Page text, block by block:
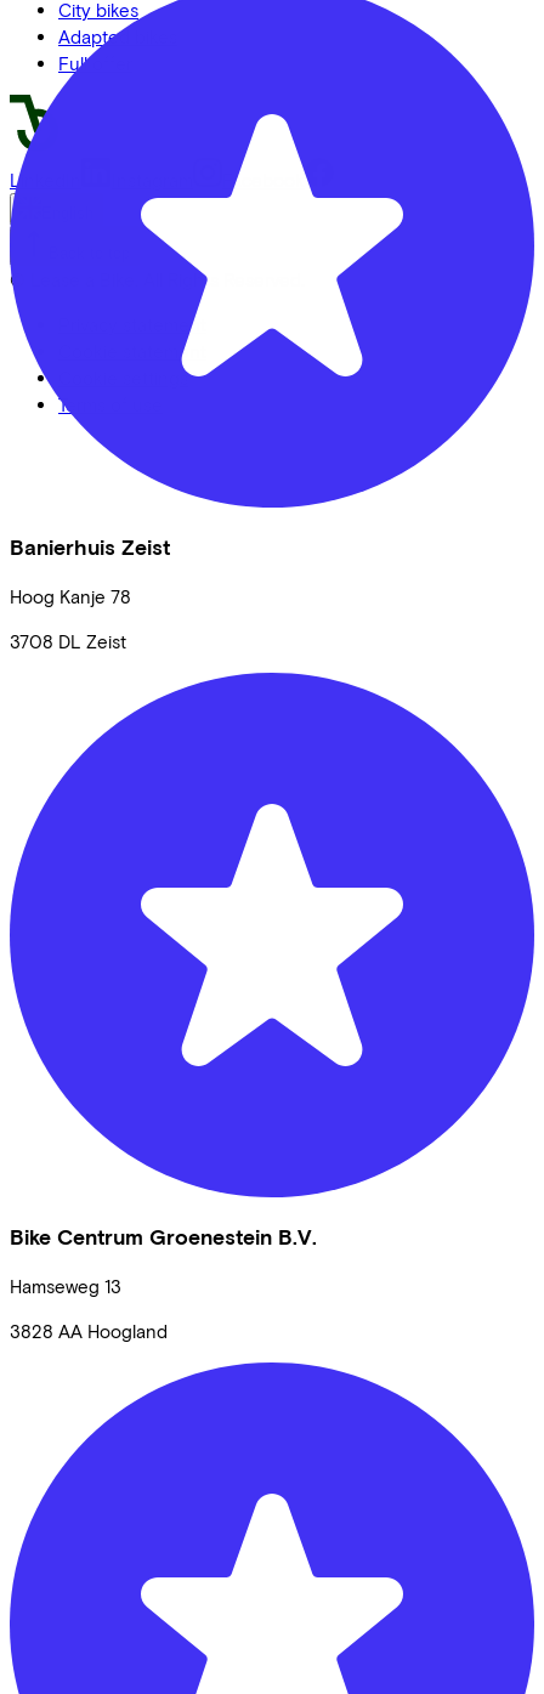
Banierhuis Zeist
Hoog Kanje 78
3708 DL Zeist
Bike Centrum Groenestein B.V.
Hamseweg 13
3828 AA Hoogland
City bikes
Adapted bikes
Full offer
LinkedIn Facebook
© Lease a Bike. All Rights Reserved.
Privacy statement
Cookie statement
Cookie settings
Terms of use